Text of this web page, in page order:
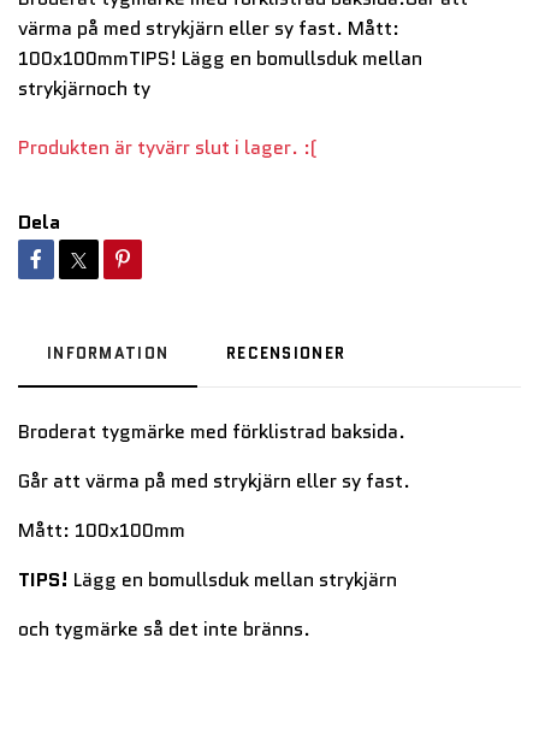
värma på med strykjärn eller sy fast. Mått:
100x100mmTIPS! Lägg en bomullsduk mellan
strykjärnoch ty
Produkten är tyvärr slut i lager. :(
Dela
INFORMATION RECENSIONER
Broderat tygmärke med förklistrad baksida.
Går att värma på med strykjärn eller sy fast.
Mått: 100x100mm
TIPS! Lägg en bomullsduk mellan strykjärn
och tygmärke så det inte bränns.